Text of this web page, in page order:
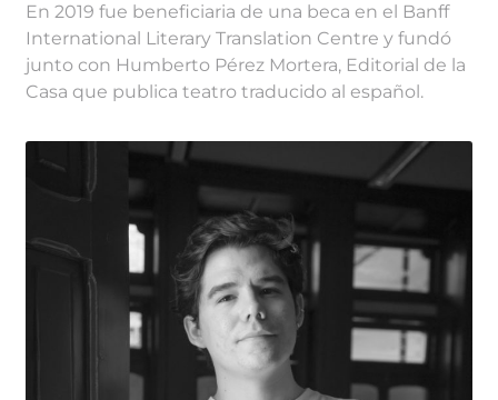
En 2019 fue beneficiaria de una beca en el Banff
International Literary Translation Centre y fundó
junto con Humberto Pérez Mortera, Editorial de la
Casa que publica teatro traducido al español.